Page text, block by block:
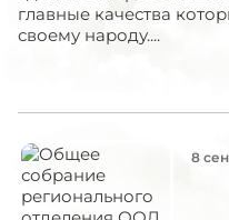
главные качества
своему народу....
8